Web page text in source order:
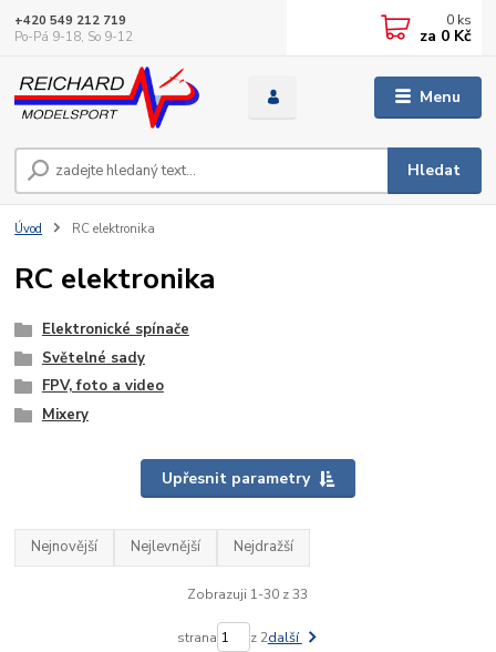
Menu
Hledat
+420 549 212 719
Po-Pá 9-18, So 9-12
0 ks
za 0 Kč
Úvod RC elektronika
RC elektronika
Elektronické spínače
Světelné sady
FPV, foto a video
Mixery
Upřesnit parametry
Nejnovější Nejlevnější Nejdražší
Zobrazuji 1-30 z 33
strana z 2další